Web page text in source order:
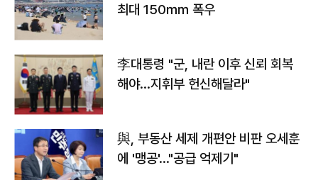
최대 150㎜ 폭우
李대통령 "군, 내란 이후 신뢰 회복
해야…지휘부 헌신해달라"
與, 부동산 세제 개편안 비판 오세훈
에 '맹공'…"공급 억제기"